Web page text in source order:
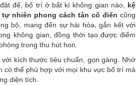
để, bố trí ở bất kì không gian nào, kệ
nhiên phong cách tân cổ điển cũng
bộ, mang đến sự hài hòa, gắn kết với
không gian, đồng thời tạo được điểm
trong thu hút hon.
kích thước tiêu chuẩn, gọn gàng. Nhờ
có thể phù hợp với mọi khu vực bố trí mà
diện tích.